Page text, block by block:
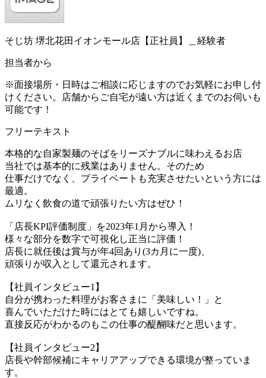
そじ坊 堺北花田イオンモール店【正社員】＿経験者
担当者から
※面接場所・日時はご相談に応じますのでお気軽にお申し付
けください。店舗からご自宅が遠い方は近くまでのお伺いも
可能です！
フリーテキスト
本格的な自家製麺のそばをリーズナブルに味わえるお店
当社では基本的に残業はありません。そのため
仕事だけでなく、プライベートも充実させたいという方には
最適。
ムリなく飲食の道で頑張りたい方はぜひ！
「店長KPI評価制度」を2023年1月から導入！
様々な部分を数字で可視化し正当に評価！
店長に就任後は賞与が年4回あり(3カ月に一度)、
頑張りが収入として還元されます。
【社員インタビュー1】
自分が携わった料理がお客さまに「美味しい！」と
喜んでいただけた時にはとても嬉しいですね。
直接反応がわかるのもこの仕事の醍醐味だと思います。
【社員インタビュー2】
店長や幹部候補にキャリアアップできる環境が整っていま
す。